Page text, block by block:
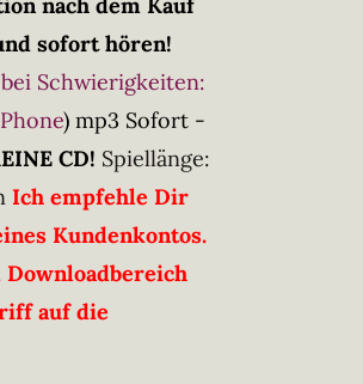
sofort hören!
Schwierigkeiten:
) mp3 Sofort -
CD! Spiellänge:
Ich empfehle Dir
Kundenkontos.
Downloadbereich
auf die